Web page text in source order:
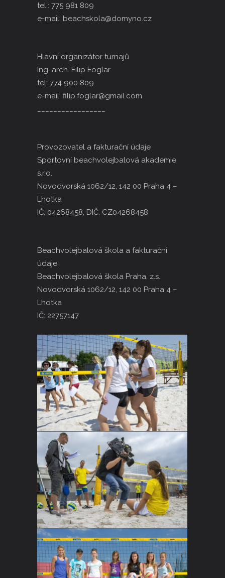
tel.: 775 981 809
e-mail: beachskola@domyno.cz
Hlavní organizátor turnajů
Ing. arch. Filip Foglar
tel: 774 900 809
e-mail: filip.foglar@gmail.com
Provozovatel a fakturační údaje
Sportovní beachvolejbalová akademie
s.r.o.
Novodvorská 1062/12, 142 00 Praha 4 –
Lhotka
IČ: 04268458, DIČ: CZ04268458
Beachvolejbalová škola a fakturační
údaje
Beachvolejbalová škola Praha, z.s.
Novodvorská 1062/12, 142 00 Praha 4 –
Lhotka
IČ: 22757147